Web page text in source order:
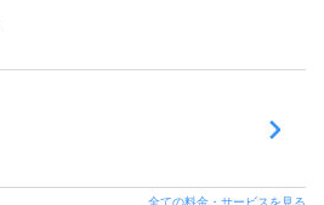
全ての料金・サービスを見る